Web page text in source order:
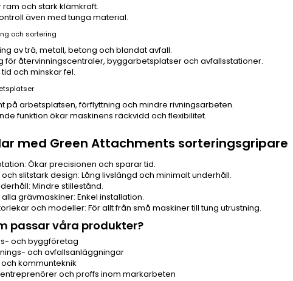
ram och stark klämkraft.
även med tunga material.
och sortering
av trä, metall, betong och blandat avfall.
för återvinningscentraler, byggarbetsplatser och avfallsstationer.
och minskar fel.
på arbetsplatsen, förflyttning och mindre rivningsarbeten.
funktion ökar maskinens räckvidd och flexibilitet.
med Green Attachments sorteringsgripare
Ökar precisionen och sparar tid.
och slitstark design: Lång livslängd och minimalt underhåll.
Mindre stillestånd.
grävmaskiner: Enkel installation.
och modeller: För allt från små maskiner till tung utrustning.
passar våra produkter?
och byggföretag
och avfallsanläggningar
kommunteknik
och proffs inom markarbeten